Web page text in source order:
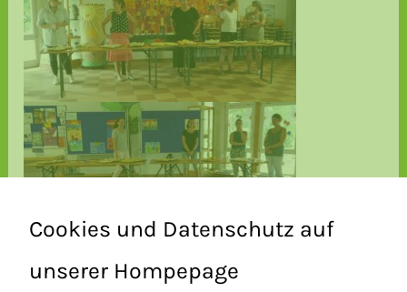
Cookies und Datenschutz auf
unserer Hompepage